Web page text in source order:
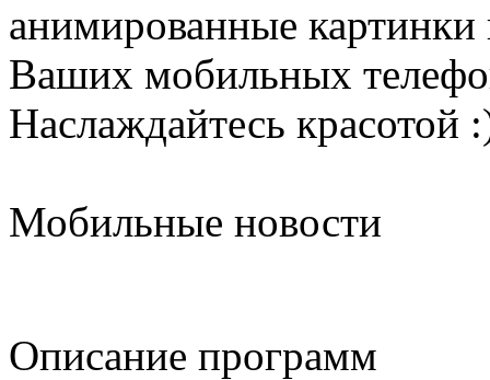
анимированные картинки
Ваших мобильных
Наслаждайтесь красотой
Мобильные новости
Описание программ